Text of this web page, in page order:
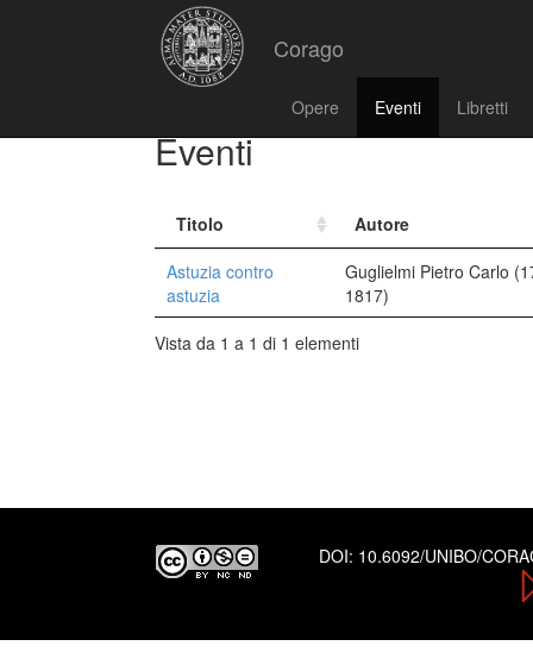
Corago
Opere Eventi Libretti
Eventi
Titolo
Autore
Astuzia contro
astuzia
Guglielmi Pietro Carlo
1817)
Vista da 1 a 1 di 1 elementi
DOI: 10.6092/UNIBO/